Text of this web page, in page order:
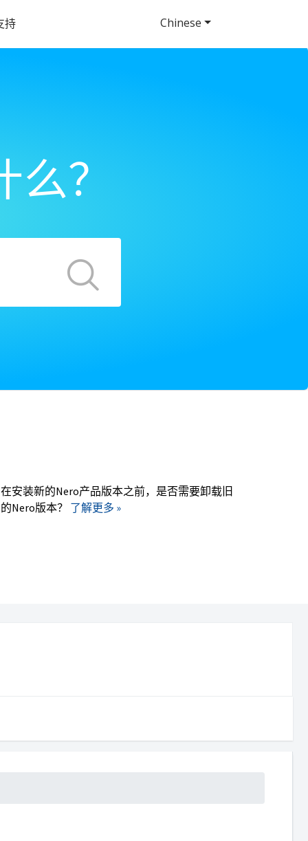
持
？
在安装新的Nero产品版本之前，是否需要卸载旧
的Nero版本？ 了解更多 »
Chinese